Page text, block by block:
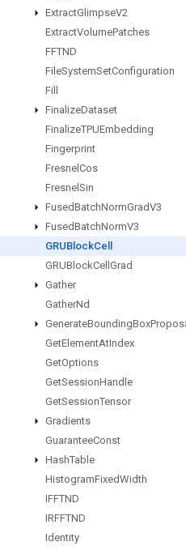
ExtractGlimpseV2
ExtractVolumePatches
FFTND
FileSystemSetConfiguration
Fill
FinalizeDataset
FinalizeTPUEmbedding
Fingerprint
Fresnel Cos
Fresnel Sin
FusedBatchNormGradV3
FusedBatchNormV3
GRUBlockCell
GRUBlockCell Grad
Gather
GatherNd
GenerateBoundingBox
GetElementAtIndex
GetOptions
GetSessionHandle
GetSessionTensor
Gradients
GuaranteeConst
HashTable
HistogramFixedWidth
IFFTND
IRFFTND
Identity